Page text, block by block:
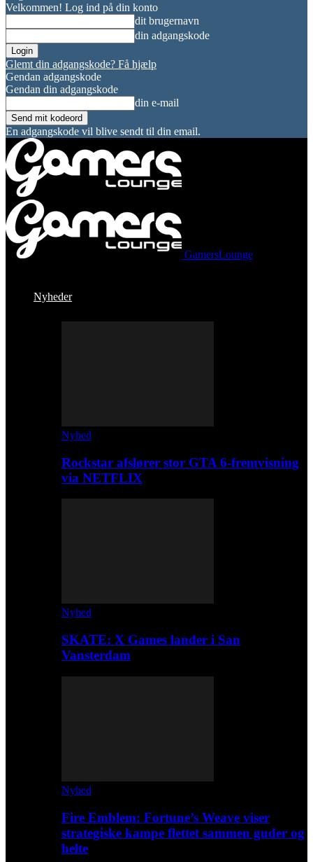
Velkommen! Log ind på din konto
dit brugernavn
din adgangskode
Glemt din adgangskode? Få hjælp
Gendan adgangskode
Gendan din adgangskode
din e-mail
En adgangskode vil blive sendt til din email.
GamersLounge
Nyheder
Nyhed
Rockstar afslører stor GTA 6-fremvisning
via NETFLIX
Nyhed
SKATE: X Games lander i San
Vansterdam
Nyhed
Fire Emblem: Fortune’s Weave viser
strategiske kampe flettet sammen guder og
helte